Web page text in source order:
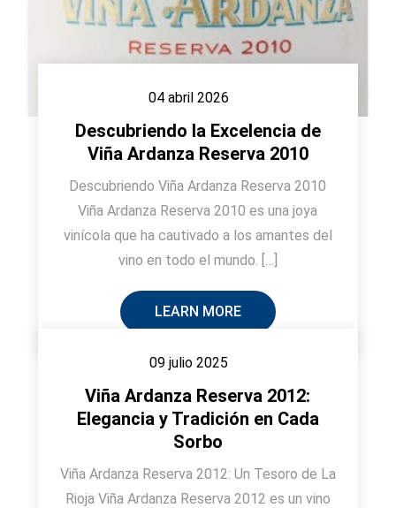
04 abril 2026
Descubriendo la Excelencia de
Viña Ardanza Reserva 2010
Descubriendo Viña Ardanza Reserva 2010
Viña Ardanza Reserva 2010 es una joya
vinícola que ha cautivado a los amantes del
vino en todo el mundo. […]
LEARN MORE
09 julio 2025
Viña Ardanza Reserva 2012:
Elegancia y Tradición en Cada
Sorbo
Viña Ardanza Reserva 2012: Un Tesoro de La
Rioja Viña Ardanza Reserva 2012 es un vino